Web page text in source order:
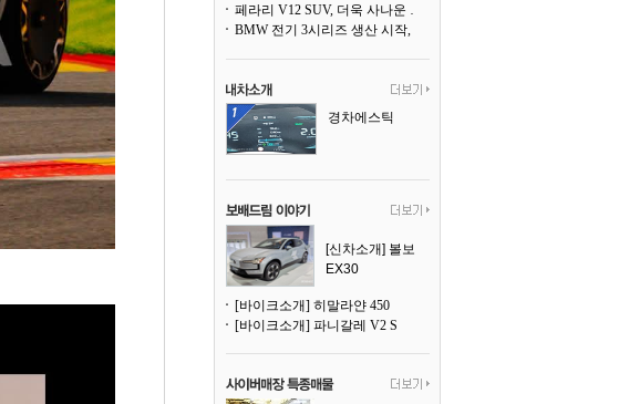
페라리 V12 SUV, 더욱 사나운 얼굴로 돌아온다
경차에스틱
[신차소개] 볼보
EX30
[바이크소개] 히말라얀 450
[바이크소개] 파니갈레 V2 S